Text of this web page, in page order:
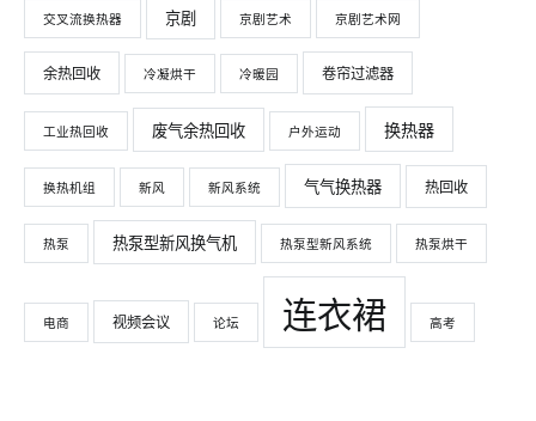
交叉流换热器 京剧 京剧艺术 京剧艺术网
余热回收 冷凝烘干 冷暖园 卷帘过滤器
工业热回收 废气余热回收 户外运动 换热器
换热机组 新风 新风系统 气气换热器 热回收
热泵 热泵型新风换气机 热泵型新风系统 热泵烘干
电商 视频会议 论坛 连衣裙 高考